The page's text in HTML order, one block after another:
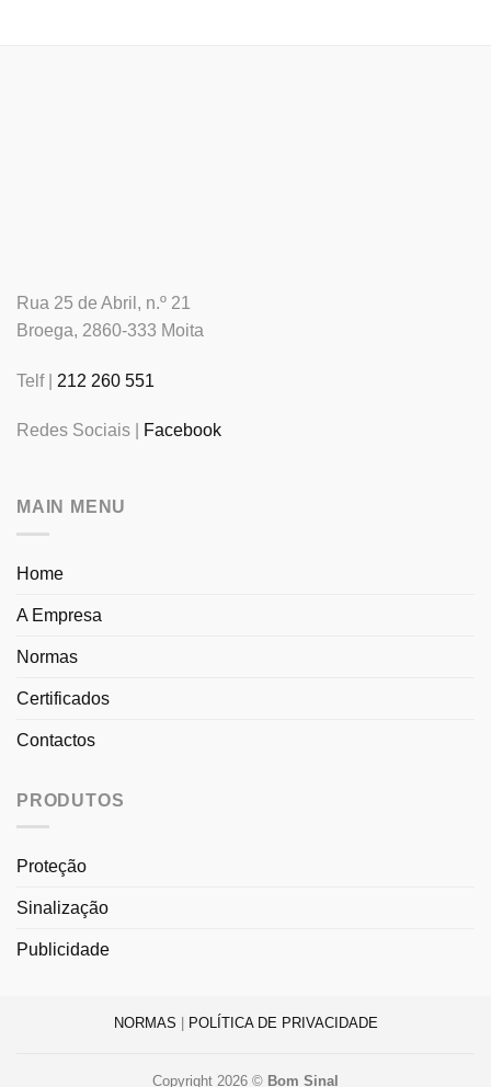
Rua 25 de Abril, n.º 21
Broega, 2860-333 Moita
Telf | 212 260 551
Redes Sociais | Facebook
MAIN MENU
Home
A Empresa
Normas
Certificados
Contactos
PRODUTOS
Proteção
Sinalização
Publicidade
NORMAS POLÍTICA DE PRIVACIDADE
Copyright 2026 © Bom Sinal